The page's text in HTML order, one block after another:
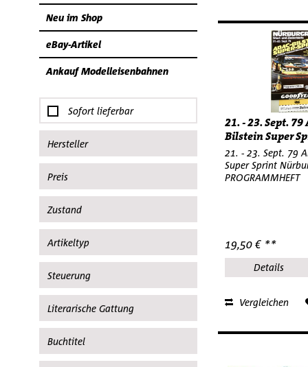
Neu im Shop
eBay-Artikel
Ankauf Modelleisenbahnen
Sofort lieferbar
Hersteller
Argos
Atlas
calosci cortona
Carrera
egmont
Elastolin
FALLER
Fleischmann
Preis
von2,50 €bis239,50 €
Zustand
gebraucht
gebraucht aus einer Sammlung
neu
Artikeltyp
Bausatz
Beschreibung
Fahne
Figuren
Flipstick
Flugzeug
Steuerung
Analog
Literarische Gattung
Comic
Buchtitel
21. - 23. Sept. 79
Bilstein Super
21. - 23. Sept. 79
Super Sprint
PROGRAMMHEFT
19,50 € **
Details
Vergleichen